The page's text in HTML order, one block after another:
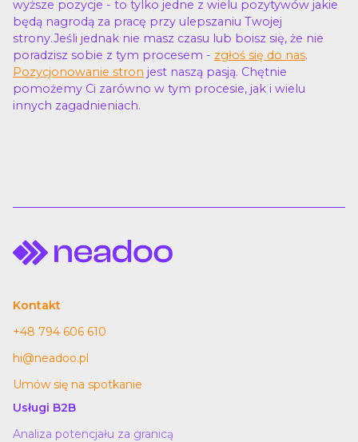
wyższe pozycje - to tylko jedne z wielu pozytywów jakie
będą nagrodą za pracę przy ulepszaniu Twojej
strony.Jeśli jednak nie masz czasu lub boisz się, że nie
poradzisz sobie z tym procesem - zgłoś się do nas.
Pozycjonowanie stron jest naszą pasją. Chętnie
pomożemy Ci zarówno w tym procesie, jak i wielu
innych zagadnieniach.
Kontakt
+48 794 606 610
hi@neadoo.pl
Umów się na spotkanie
Usługi B2B
Analiza potencjału za granicą